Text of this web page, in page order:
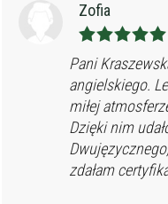
Zofia
Pani
angielskiego.
miłej
Dzięki nim
zdałam